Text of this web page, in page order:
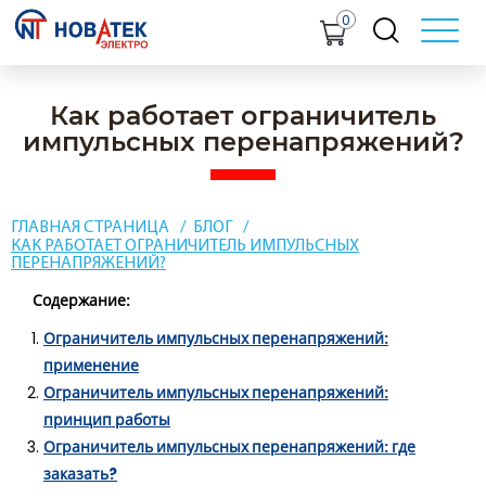
0
Как работает ограничитель
импульсных перенапряжений?
ГЛАВНАЯ СТРАНИЦА
БЛОГ
КАК РАБОТАЕТ ОГРАНИЧИТЕЛЬ ИМПУЛЬСНЫХ
ПЕРЕНАПРЯЖЕНИЙ?
Содержание:
Ограничитель импульсных перенапряжений:
применение
Ограничитель импульсных перенапряжений:
принцип работы
Ограничитель импульсных перенапряжений: где
заказать?